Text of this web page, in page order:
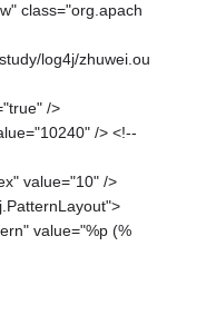
class="org.apach
log4j/zhuwei.ou
/>
/> <!--
value="10" />
value="%p (%